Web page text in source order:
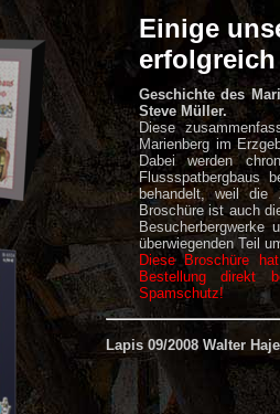
Einige
Geschichte des
Steve Müller.
Diese
Marienberg im
Dabei werden
Flussspatbergbaus
behandelt, weil die
Broschüre ist auch
überwiegenden Teil
Diese Broschüre
Bestellung direkt
Spamschutz!
Lapis 09/2008 Walter